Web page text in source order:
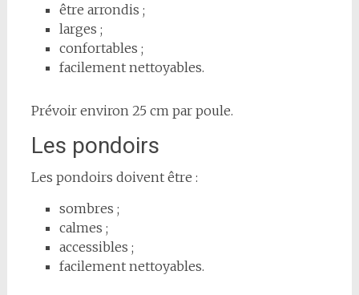
être arrondis ;
larges ;
confortables ;
facilement nettoyables.
Prévoir environ 25 cm par poule.
Les pondoirs
Les pondoirs doivent être :
sombres ;
calmes ;
accessibles ;
facilement nettoyables.